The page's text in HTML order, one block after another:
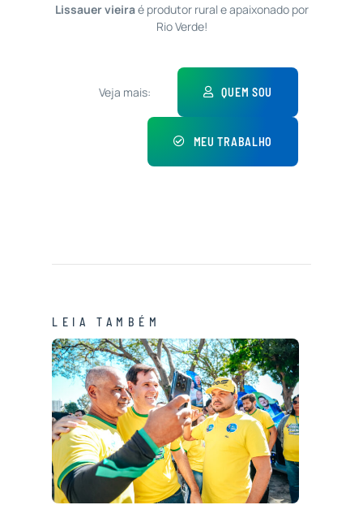
Lissauer vieiraé produtor rural e apaixonado por
Rio Verde!
Veja mais: QUEM SOU
MEU TRABALHO
LEIA TAMBÉM